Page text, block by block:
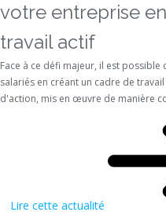
votre entreprise
travail actif
Face à ce défi majeur, il est
salariés en créant un cadre de
d'action, mis en œuvre de manière
Lire cette actualité